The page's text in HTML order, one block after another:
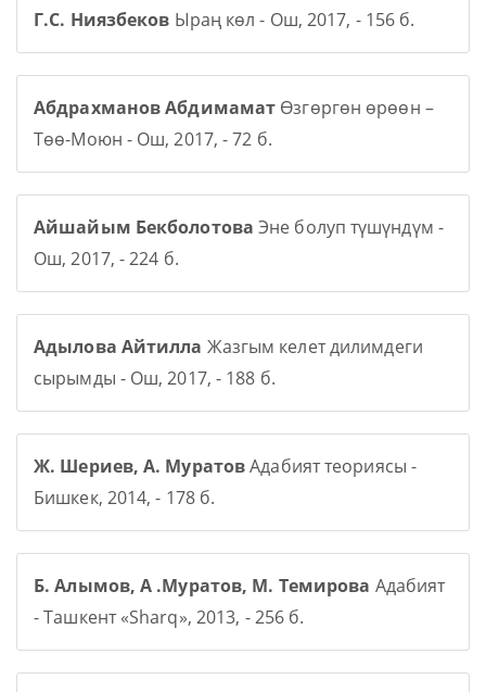
Г.С. Ниязбеков Ыраң көл - Ош, 2017, - 156 б.
Абдрахманов Абдимамат Өзгөргөн өрөөн –
Төө-Моюн - Ош, 2017, - 72 б.
Айшайым Бекболотова Эне болуп түшүндүм -
Ош, 2017, - 224 б.
Адылова Айтилла Жазгым келет дилимдеги
сырымды - Ош, 2017, - 188 б.
Ж. Шериев, А. МуратовАдабият теориясы -
Бишкек, 2014, - 178 б.
Б. Алымов, А .Муратов, М. Темирова Адабият
- Ташкент «Sharq», 2013, - 256 б.